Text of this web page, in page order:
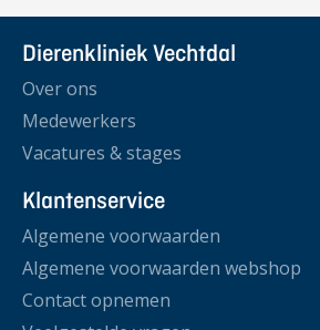
Dierenkliniek Vechtdal
Over ons
Medewerkers
Vacatures & stages
Klantenservice
Algemene voorwaarden
Algemene voorwaarden webshop
Contact opnemen